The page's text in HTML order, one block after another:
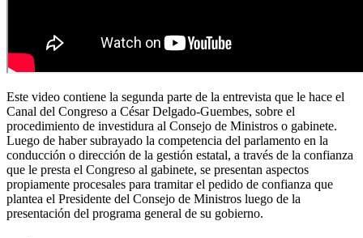
Este video contiene la segunda parte de la entrevista que le hace el
Canal del Congreso a César Delgado-Guembes, sobre el
procedimiento de investidura al Consejo de Ministros o gabinete.
Luego de haber subrayado la competencia del parlamento en la
conducción o dirección de la gestión estatal, a través de la confianza
que le presta el Congreso al gabinete, se presentan aspectos
propiamente procesales para tramitar el pedido de confianza que
plantea el Presidente del Consejo de Ministros luego de la
presentación del programa general de su gobierno.